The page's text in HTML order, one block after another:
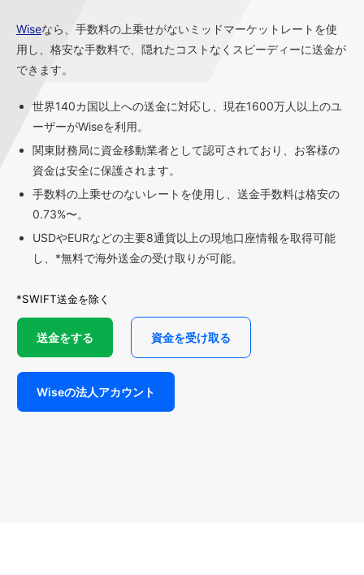
Wiseなら、手数料の上乗せがないミッドマーケットレートを使
用し、格安な手数料で、隠れたコストなくスピーディーに送金が
できます。
世界140カ国以上への送金に対応し、現在1600万人以上のユ
ーザーがWiseを利用。
関東財務局に資金移動業者として認可されており、お客様の
資金は安全に保護されます。
手数料の上乗せのないレートを使用し、送金手数料は格安の
0.73%〜。
USDやEURなどの主要8通貨以上の現地口座情報を取得可能
し、*無料で海外送金の受け取りが可能。
*SWIFT送金を除く
送金をする 資金を受け取る
Wiseの法人アカウント